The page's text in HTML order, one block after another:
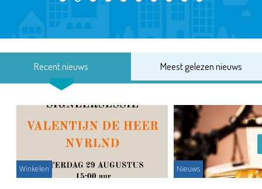
Recent nieuws Meest gelezen nieuws
Winkelen Nieuws